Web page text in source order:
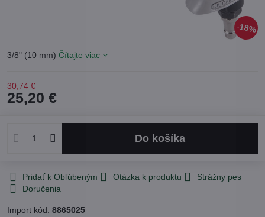
18%
3/8" (10 mm) Čítajte viac
30,74 €
25,20 €
Do košíka
Pridať k Obľúbeným Otázka k produktu
Strážny pes
Doručenia
Import kód: 8865025